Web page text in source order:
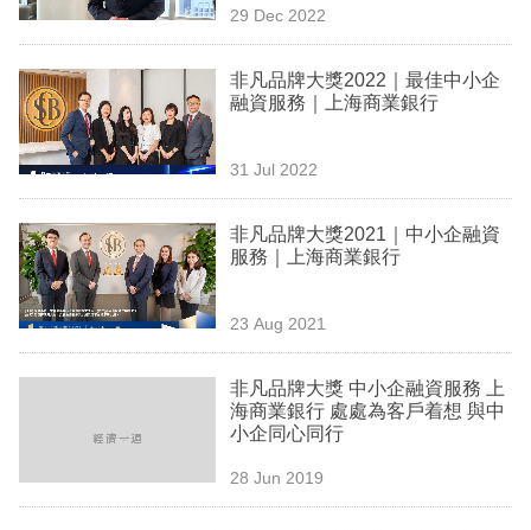
欄
訂
閱
區
29 Dec 2022
非凡品牌大獎2022｜最佳中小企
融資服務｜上海商業銀行
31 Jul 2022
非凡品牌大獎2021｜中小企融資
服務｜上海商業銀行
23 Aug 2021
非凡品牌大獎 中小企融資服務 上
海商業銀行 處處為客戶着想 與中
小企同心同行
28 Jun 2019